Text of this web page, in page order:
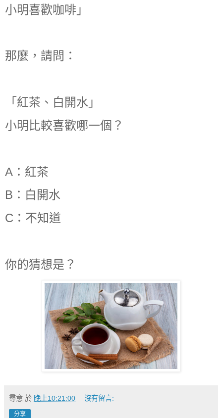
小明喜歡咖啡」
那麼，請問：
「紅茶、白開水」
小明比較喜歡哪一個？
A：紅茶
B：白開水
C：不知道
你的猜想是？
尋意 於 晚上10:21:00 沒有留言:
分享